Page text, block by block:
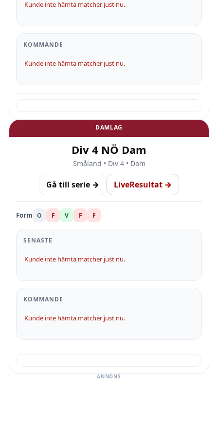
Kunde inte hämta matcher just nu.
KOMMANDE
Kunde inte hämta matcher just nu.
DAMLAG
Div 4 NÖ Dam
Småland • Div 4 • Dam
Gå till serie → LiveResultat →
Form O F V F F
SENASTE
Kunde inte hämta matcher just nu.
KOMMANDE
Kunde inte hämta matcher just nu.
ANNONS